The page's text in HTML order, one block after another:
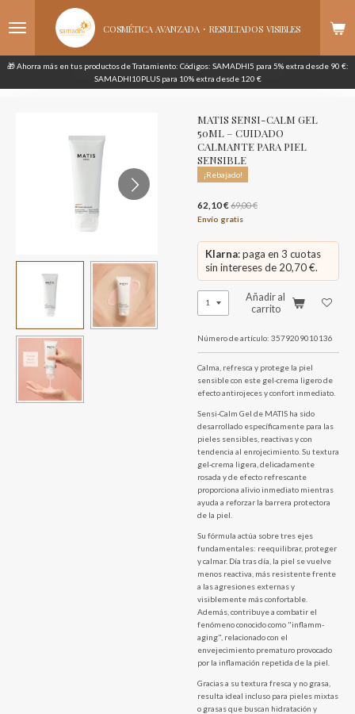
al
COSMÉTICA AVANZADA· RESULTADOS VISIBLES
🎁 Ahorra más en tus productos de Tratamiento: Códigos: SAMADHI5 para 5% extra desde 90 €:
SAMADHI10PLUS para 10% extra desde 120 €
MATIS SENSI-CALM GEL
50ML – CUIDADO
CALMANTE PARA PIEL
SENSIBLE
¡Rebajado!
62,10 € 69,00 €
Envío gratis
Klarna: paga en 3 cuotas
sin intereses de 20,70 €.
Añadir al
carrito
Número de artículo: 3579209010136
Calma, refresca y protege la piel
sensible con este gel-crema ligero de
efecto antirojeces y confort inmediato.
Sensi-Calm Gel de MATIS ha sido
desarrollado específicamente para las
pieles sensibles, reactivas y con
tendencia al enrojecimiento. Su textura
gel-crema ligera, delicadamente
rosada y de efecto refrescante
proporciona alivio inmediato mientras
ayuda a reforzar la barrera protectora
de la piel.
Su fórmula actúa sobre tres ejes
fundamentales: reequilibrar, proteger
y calmar. Día tras día, la piel se vuelve
menos reactiva, más resistente frente
a las agresiones externas y
visiblemente más confortable.
Además, contribuye a combatir el
fenómeno conocido como "inflamm-
aging", relacionado con el
envejecimiento prematuro provocado
por la inflamación repetida de la piel.
Gracias a su textura fresca y no grasa,
resulta ideal incluso para pieles mixtas
o grasas que buscan hidratación y